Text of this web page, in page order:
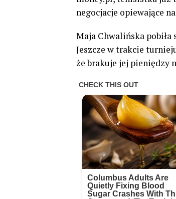
negocjacje opiewające
Maja Chwalińska
Jeszcze w trakcie
że brakuje jej pieniędzy